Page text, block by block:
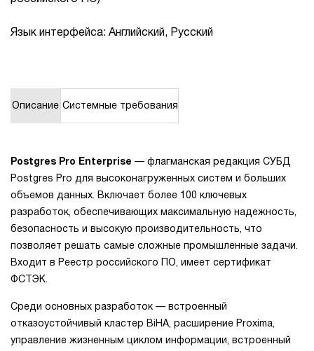
1Cофт
Язык интерфейса: Английский, Русский
Описание Системные требования
Postgres Pro Enterprise — флагманская редакция СУБД
Postgres Pro для высоконагруженных систем и больших
объемов данных. Включает более 100 ключевых
разработок, обеспечивающих максимальную надежность,
безопасность и высокую производительность, что
позволяет решать самые сложные промышленные задачи.
Входит в Реестр российского ПО, имеет сертификат
ФСТЭК.
Среди основных разработок — встроенный
отказоустойчивый кластер BiHA, расширение Proxima,
управление жизненным циклом информации, встроенный